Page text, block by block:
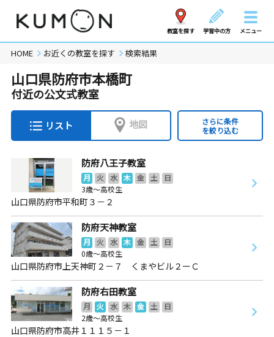
教室を探す 学習中の方 メニュー
HOME お近くの教室を探す 検索結果
山口県防府市本橋町
付近の公文式教室
リスト 地図
さらに条件
を絞り込む
防府八王子教室
月 火 水 木 金 土
日
3歳～高校生
山口県防府市平和町３－２
防府天神教室
月 火 水 木 金 土
日
0歳～高校生
山口県防府市上天神町２－７ くまやビル２ーＣ
防府右田教室
月 火 水 木 金 土
日
2歳～高校生
山口県防府市高井１１１５－１